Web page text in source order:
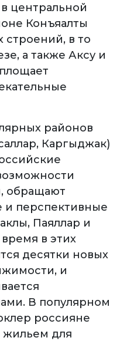
центральной
Конъяалты
строений, в то
а также Аксу и
районов
Каргыджак)
обращают
и перспективные
Паяллар и
в этих
десятки новых
и
В популярном
россияне
жильем для